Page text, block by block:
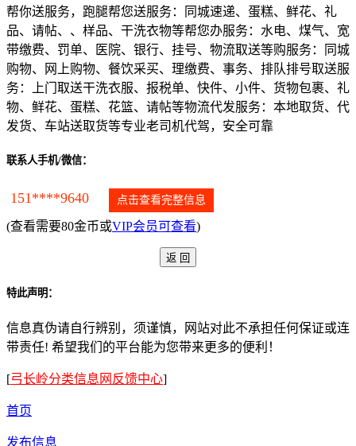
帮你送服务，跑腿帮您送服务：同城速递、蛋糕、鲜花、礼
品、请帖、、样品、干洗衣物等帮您办服务：水电、煤气、宽
带缴费、罚单、医院、银行、挂号、物流取送等购服务：同城
购物、网上购物、餐饮采买、理缴费、事务、排队排号取送服
务：上门取送干洗衣服、报税单、快件、小件、货物包裹、礼
物、鲜花、蛋糕、花篮、请帖等物流代发服务：本地取货、代
发货、车站送取货等专业老司机代驾，安全可靠
联系人手机/微信：
151****9640 点击查看完整信息
(查看需要80金币或VIP会员可查看)
特此声明：
信息真伪请自行辨别，须谨慎，网站对此不承担任何保证或连
带责任! 希望我们的平台能为您带来更多的便利！
[弓长岭分类信息网反馈中心]
首页
发布信息